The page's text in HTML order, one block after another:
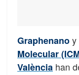
Graphenanoy
Molecular
València han